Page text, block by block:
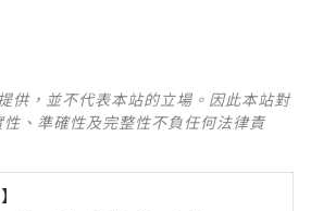
供，並不代表本站的立場。因此本站對
、準確性及完整性不負任何法律責